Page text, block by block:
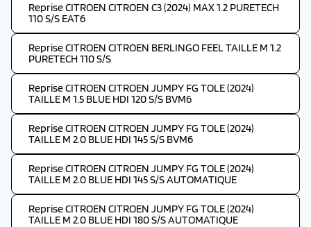
Reprise CITROEN CITROEN C3 (2024) MAX 1.2 PURETECH
110 S/S EAT6
Reprise CITROEN CITROEN BERLINGO FEEL TAILLE M 1.2
PURETECH 110 S/S
Reprise CITROEN CITROEN JUMPY FG TOLE (2024)
TAILLE M 1.5 BLUE HDI 120 S/S BVM6
Reprise CITROEN CITROEN JUMPY FG TOLE (2024)
TAILLE M 2.0 BLUE HDI 145 S/S BVM6
Reprise CITROEN CITROEN JUMPY FG TOLE (2024)
TAILLE M 2.0 BLUE HDI 145 S/S AUTOMATIQUE
Reprise CITROEN CITROEN JUMPY FG TOLE (2024)
TAILLE M 2.0 BLUE HDI 180 S/S AUTOMATIQUE